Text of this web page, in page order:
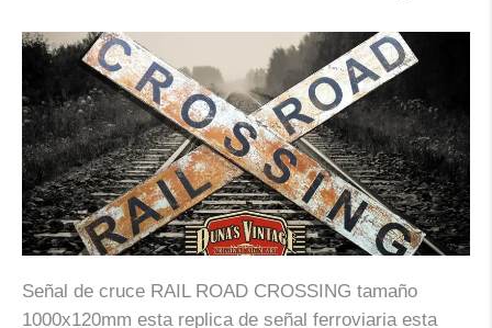
Señal de cruce RAIL ROAD CROSSING tamaño
1000x120mm esta replica de señal ferroviaria esta